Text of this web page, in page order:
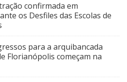
confirmada em
os Desfiles das Escolas de
para a arquibancada
Florianópolis começam na